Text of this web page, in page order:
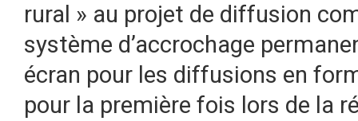
rural » au projet de diffusion
système d’accrochage
écran pour les diffusions en
pour la première fois lors de la